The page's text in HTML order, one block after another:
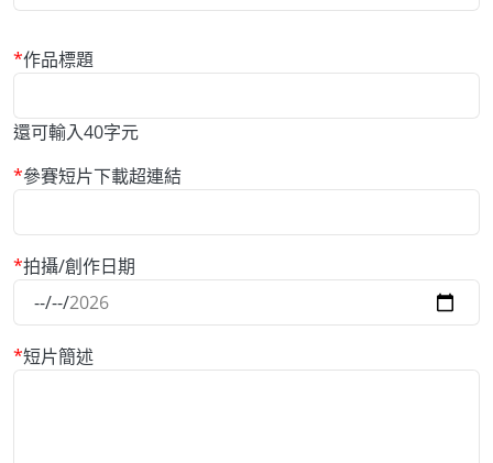
作品標題
還可輸入40字元
參賽短片下載超連結
拍攝/創作日期
短片簡述